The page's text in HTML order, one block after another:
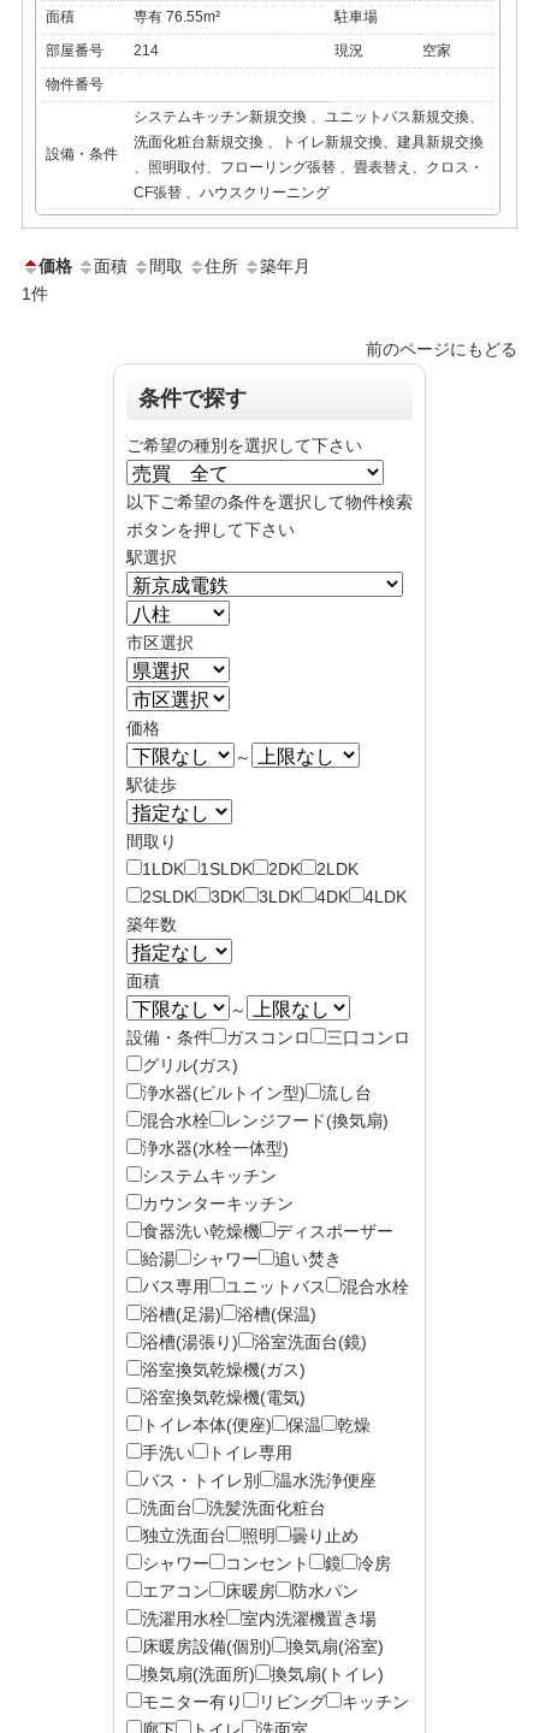
面積
専有 76.55m²
駐車場
部屋番号
214 現況
空家
物件番号
設備・条件
システムキッチン新規交換 、ユニットバス新規交換、
洗面化粧台新規交換 、トイレ新規交換、建具新規交換
、照明取付、フローリング張替 、畳表替え、クロス・
CF張替 、ハウスクリーニング
価格 面積 間取 住所
築年月
1件
前のページにもどる
条件で探す
ご希望の種別を選択して下さい
以下ご希望の条件を選択して物件検索
ボタンを押して下さい
駅選択
市区選択
価格
～
駅徒歩
間取り
1LDK
1SLDK 2DK
2LDK
2SLDK
3DK 3LDK 4DK
4LDK
築年数
面積
～
設備・条件
ガスコンロ
三口コンロ
グリル(ガス)
浄水器(ビルトイン型)
流し台
混合水栓
レンジフード(換気扇)
浄水器(水栓一体型)
システムキッチン
カウンターキッチン
食器洗い乾燥機
ディスポーザー
給湯
シャワー
追い焚き
バス専用
ユニットバス
混合水栓
浴槽(足湯)
浴槽(保温)
浴槽(湯張り)
浴室洗面台(鏡)
浴室換気乾燥機(ガス)
浴室換気乾燥機(電気)
トイレ本体(便座)
保温
乾燥
手洗い
トイレ専用
バス・トイレ別
温水洗浄便座
洗面台
洗髪洗面化粧台
独立洗面台
照明
曇り止め
シャワー
コンセント 鏡
冷房
エアコン
床暖房
防水パン
洗濯用水栓
室内洗濯機置き場
床暖房設備(個別)
換気扇(浴室)
換気扇(洗面所)
換気扇(トイレ)
モニター有り
リビング
キッチン